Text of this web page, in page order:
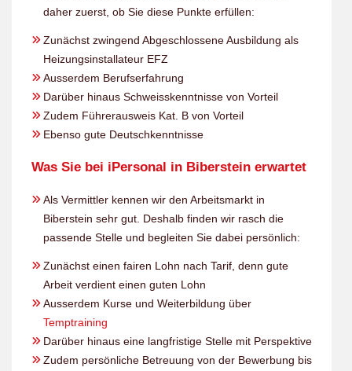
daher zuerst, ob Sie diese Punkte erfüllen:
Zunächst zwingend Abgeschlossene Ausbildung als
Heizungsinstallateur EFZ
Ausserdem Berufserfahrung
Darüber hinaus Schweisskenntnisse von Vorteil
Zudem Führerausweis Kat. B von Vorteil
Ebenso gute Deutschkenntnisse
Was Sie bei iPersonal in Biberstein erwartet
Als Vermittler kennen wir den Arbeitsmarkt in
Biberstein sehr gut. Deshalb finden wir rasch die
passende Stelle und begleiten Sie dabei persönlich:
Zunächst einen fairen Lohn nach Tarif, denn gute
Arbeit verdient einen guten Lohn
Ausserdem Kurse und Weiterbildung über
Temptraining
Darüber hinaus eine langfristige Stelle mit Perspektive
Zudem persönliche Betreuung von der Bewerbung bis